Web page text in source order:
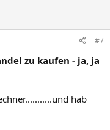
#7
zu kaufen - ja, ja
hab